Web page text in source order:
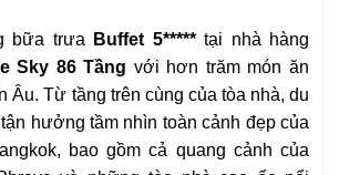
bữa trưa Buffet 5***** tại nhà hàng
Sky 86 Tầng với hơn trăm món ăn
Âu. Từ tầng trên cùng của tòa nhà, du
hưởng tầm nhìn toàn cảnh đẹp của
bao gồm cả quang cảnh của